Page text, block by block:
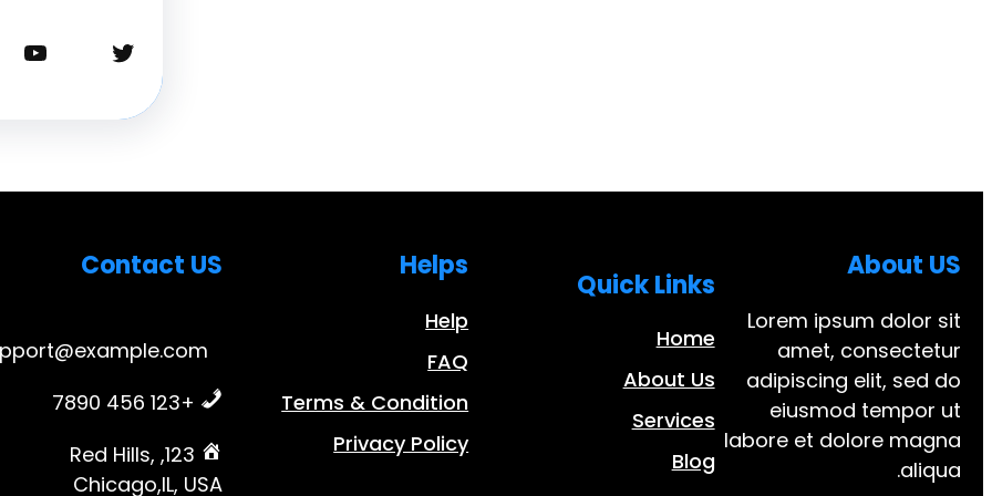
تويتر
يوتيوب
About US
Lorem ipsum dolor sit
amet, consectetur
adipiscing elit, sed do
eiusmod tempor ut
labore et dolore magna
aliqua.
Quick Links
Home
About Us
Services
Blog
Helps
Help
FAQ
Terms & Condition
Privacy Policy
Contact US
+123 456 7890
123, Red Hills,
Chicago,IL, USA